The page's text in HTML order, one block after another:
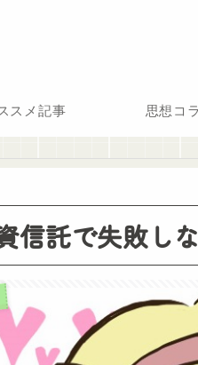
スメ記事 思想コ
信託で失敗し